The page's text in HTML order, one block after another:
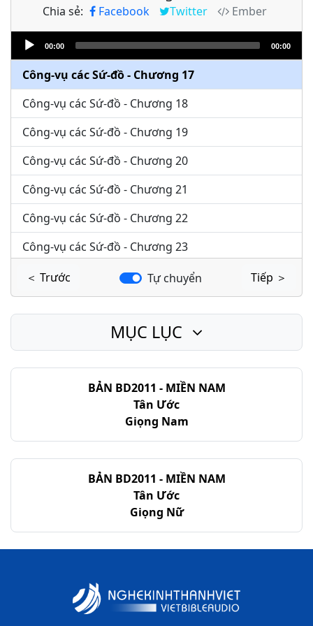
Chia sẻ: Facebook Twitter
Ember
Audio
Player
00:00 00:00
Công-vụ các Sứ-đồ - Chương 15
Công-vụ các Sứ-đồ - Chương 16
Công-vụ các Sứ-đồ - Chương 17
Công-vụ các Sứ-đồ - Chương 18
Công-vụ các Sứ-đồ - Chương 19
Công-vụ các Sứ-đồ - Chương 20
Công-vụ các Sứ-đồ - Chương 21
Công-vụ các Sứ-đồ - Chương 22
Công-vụ các Sứ-đồ - Chương 23
Công-vụ các Sứ-đồ - Chương 24
Công-vụ các Sứ-đồ - Chương 26
Công-vụ các Sứ-đồ - Chương 28
＜ Trước Tự chuyển Tiếp ＞
BẢN BD2011 - MIỀN NAM
Tân Ước
Giọng Nam
BẢN BD2011 - MIỀN NAM
Tân Ước
Giọng Nữ
MỤC LỤC